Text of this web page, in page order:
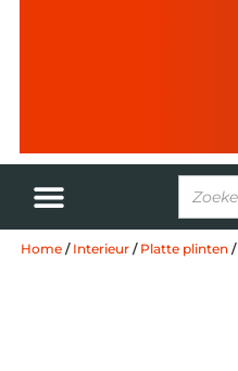
Home/ Interieur/ Platte plinten/